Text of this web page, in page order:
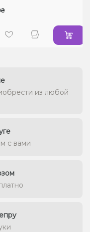
из любой
с вами